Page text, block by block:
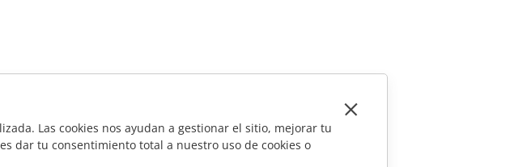
Las cookies nos ayudan a gestionar el sitio, mejorar tu
dar tu consentimiento total a nuestro uso de cookies o